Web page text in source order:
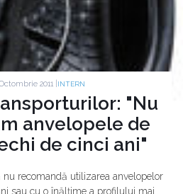
2011 | INTERN
"Nu
anvelopele de
de cinci ani"
nu recomandă utilizarea anvelopelor
sau cu o înălţime a profilului mai